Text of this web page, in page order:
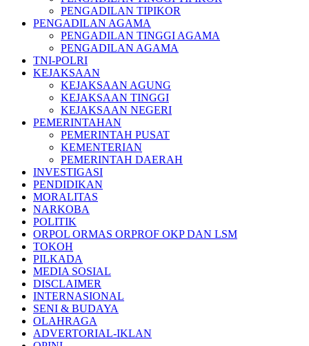
PENGADILAN TIPIKOR
PENGADILAN AGAMA
PENGADILAN TINGGI AGAMA
PENGADILAN AGAMA
TNI-POLRI
KEJAKSAAN
KEJAKSAAN AGUNG
KEJAKSAAN TINGGI
KEJAKSAAN NEGERI
PEMERINTAHAN
PEMERINTAH PUSAT
KEMENTERIAN
PEMERINTAH DAERAH
INVESTIGASI
PENDIDIKAN
MORALITAS
NARKOBA
POLITIK
ORPOL ORMAS ORPROF OKP DAN LSM
TOKOH
PILKADA
MEDIA SOSIAL
DISCLAIMER
INTERNASIONAL
SENI & BUDAYA
OLAHRAGA
ADVERTORIAL-IKLAN